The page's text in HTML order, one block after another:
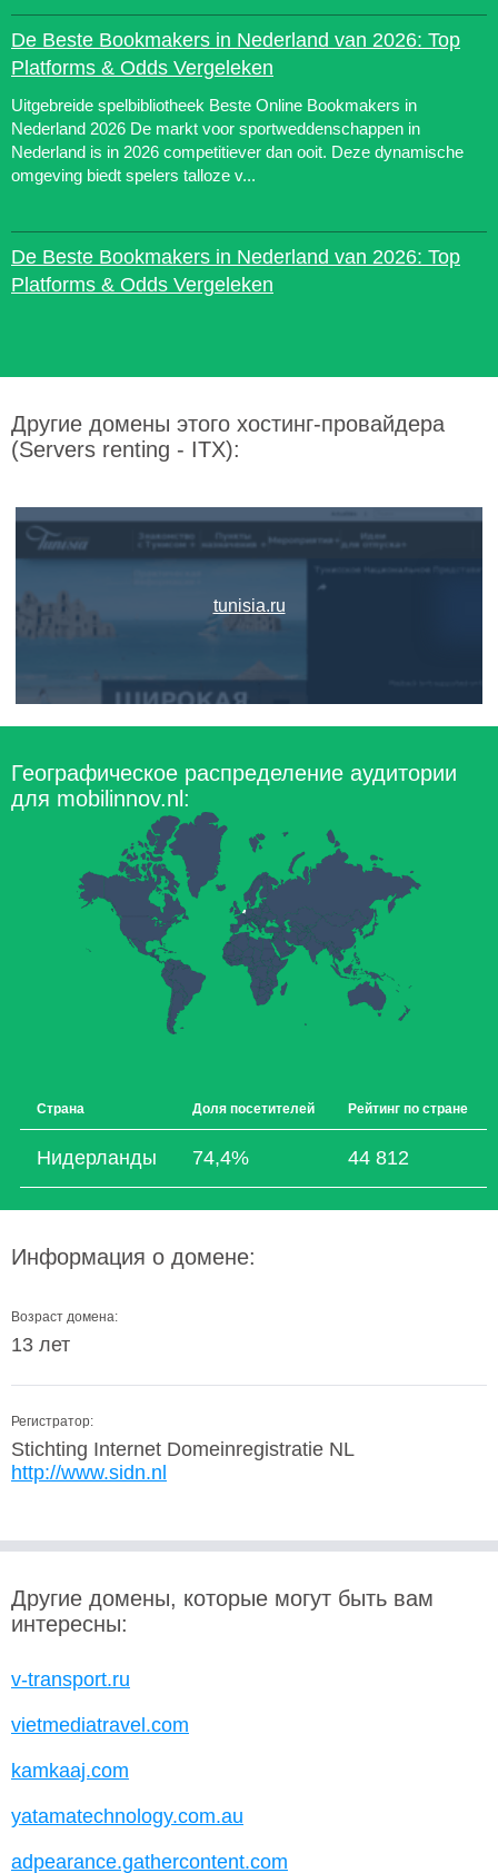
De Beste Bookmakers in Nederland van 2026: Top
Platforms & Odds Vergeleken
Uitgebreide spelbibliotheek Beste Online Bookmakers in
Nederland 2026 De markt voor sportweddenschappen in
Nederland is in 2026 competitiever dan ooit. Deze dynamische
omgeving biedt spelers talloze v...
De Beste Bookmakers in Nederland van 2026: Top
Platforms & Odds Vergeleken
Другие домены этого хостинг-провайдера
(Servers renting - ITX):
tunisia.ru
Географическое распределение аудитории
для mobilinnov.nl:
Страна Доля посетителей Рейтинг по стране
Нидерланды 74,4% 44 812
Информация о домене:
Возраст домена:
13 лет
Регистратор:
Stichting Internet Domeinregistratie NL
http://www.sidn.nl
Другие домены, которые могут быть вам
интересны:
v-transport.ru
vietmediatravel.com
kamkaaj.com
yatamatechnology.com.au
adpearance.gathercontent.com